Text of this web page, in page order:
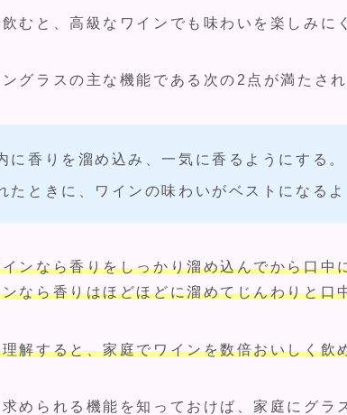
むと、高級なワインでも味わいを楽しみに
グラスの主な機能である次の2点が満たされ
に香りを溜め込み、一気に香るようにする。
たときに、ワインの味わいがベストになるよ
ンなら香りをしっかり溜め込んでから口中
なら香りはほどほどに溜めてじんわりと口
解すると、家庭でワインを数倍おいしく飲
められる機能を知っておけば、家庭にグラ